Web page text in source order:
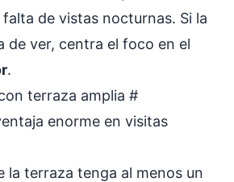
de vistas nocturnas. Si la
de ver, centra el foco en el
.
terraza amplia #
enorme en visitas
la terraza tenga al menos un